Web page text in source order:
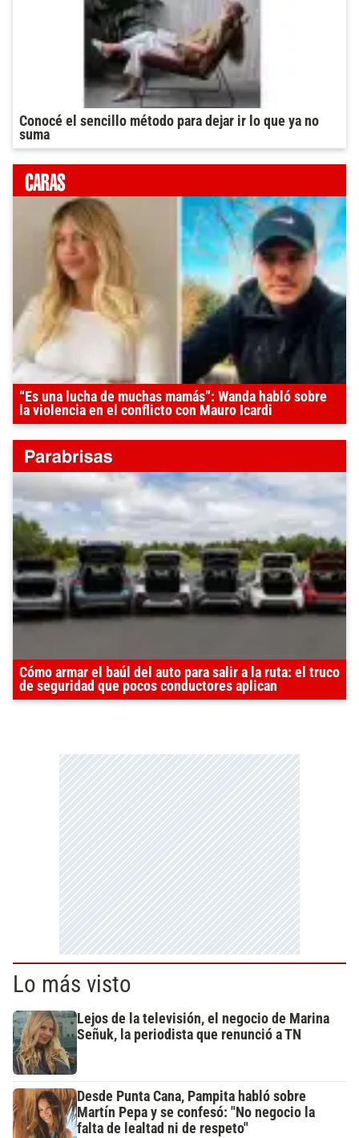
Conocé el sencillo método para dejar ir lo que ya no
suma
“Es una lucha de muchas mamás”: Wanda habló sobre
la violencia en el conflicto con Mauro Icardi
Cómo armar el baúl del auto para salir a la ruta: el truco
de seguridad que pocos conductores aplican
Lo más visto
Lejos de la televisión, el negocio de Marina
Señuk, la periodista que renunció a TN
Desde Punta Cana, Pampita habló sobre
Martín Pepa y se confesó: "No negocio la
falta de lealtad ni de respeto"